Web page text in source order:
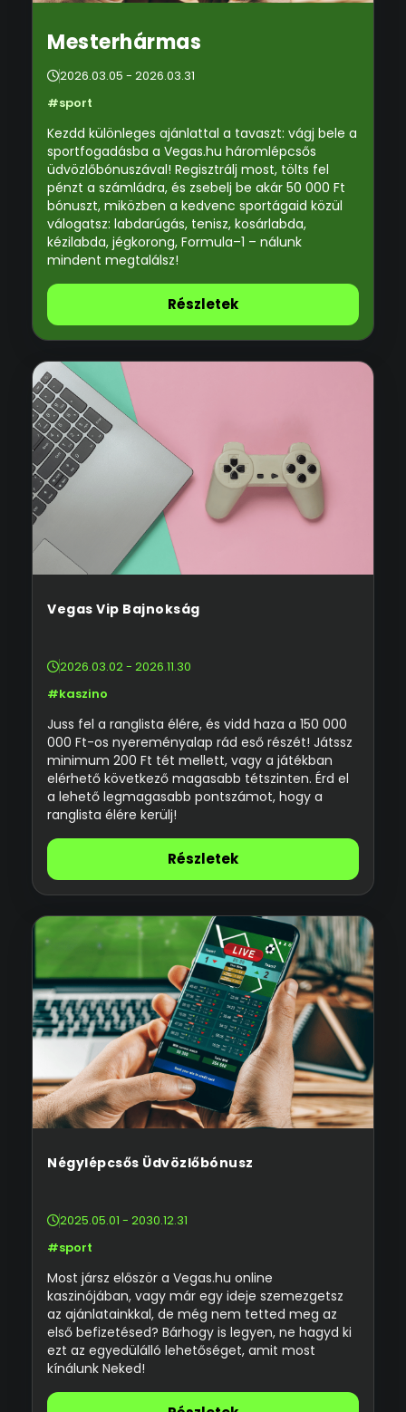
Mesterhármas
2026.03.05 - 2026.03.31
#sport
Kezdd különleges ajánlattal a tavaszt: vágj bele a
sportfogadásba a Vegas.hu háromlépcsős
üdvözlőbónuszával! Regisztrálj most, tölts fel
pénzt a számládra, és zsebelj be akár 50 000 Ft
bónuszt, miközben a kedvenc sportágaid közül
válogatsz: labdarúgás, tenisz, kosárlabda,
kézilabda, jégkorong, Formula–1 – nálunk
mindent megtalálsz!
Részletek
Vegas Vip Bajnokság
2026.03.02 - 2026.11.30
#kaszino
Juss fel a ranglista élére, és vidd haza a 150 000
000 Ft-os nyereményalap rád eső részét! Játssz
minimum 200 Ft tét mellett, vagy a játékban
elérhető következő magasabb tétszinten. Érd el
a lehető legmagasabb pontszámot, hogy a
ranglista élére kerülj!
Részletek
Négylépcsős Üdvözlőbónusz
2025.05.01 - 2030.12.31
#sport
Most jársz először a Vegas.hu online
kaszinójában, vagy már egy ideje szemezgetsz
az ajánlatainkkal, de még nem tetted meg az
első befizetésed? Bárhogy is legyen, ne hagyd ki
ezt az egyedülálló lehetőséget, amit most
kínálunk Neked!